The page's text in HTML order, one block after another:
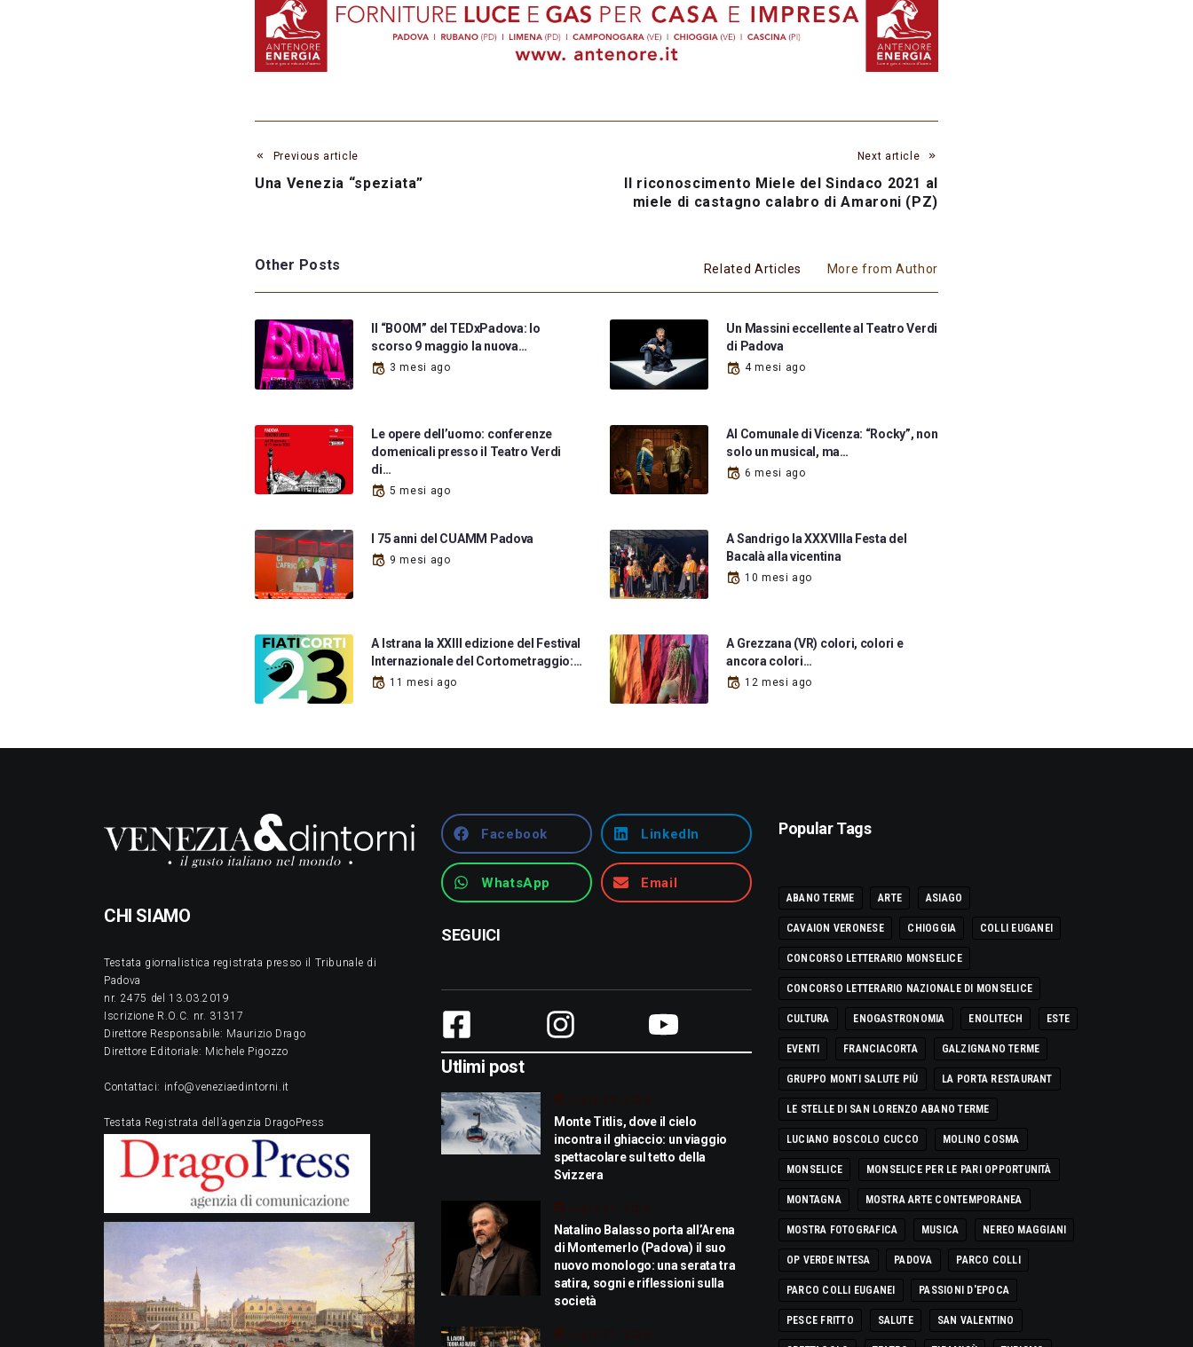
Previous article
Una Venezia “speziata”
Next article
Il riconoscimento Miele del Sindaco 2021 al
miele di castagno calabro di Amaroni (PZ)
Other Posts Related Articles More from Author
Il “BOOM” del TEDxPadova: lo
scorso 9 maggio la nuova…
3 mesi ago
Un Massini eccellente al Teatro Verdi
di Padova
4 mesi ago
Le opere dell’uomo: conferenze
domenicali presso il Teatro Verdi
di…
5 mesi ago
Al Comunale di Vicenza: “Rocky”, non
solo un musical, ma…
6 mesi ago
I 75 anni del CUAMM Padova
9 mesi ago
A Sandrigo la XXXVIIIa Festa del
Bacalà alla vicentina
10 mesi ago
A Istrana la XXIII edizione del Festival
Internazionale del Cortometraggio:…
11 mesi ago
A Grezzana (VR) colori, colori e
ancora colori…
12 mesi ago
CHI SIAMO
Testata giornalistica registrata presso il Tribunale di
Padova
nr. 2475 del 13.03.2019
Iscrizione R.O.C. nr. 31317
Direttore Responsabile: Maurizio Drago
Direttore Editoriale: Michele Pigozzo
Contattaci: info@veneziaedintorni.it
Testata Registrata dell’agenzia DragoPress
Facebook LinkedIn
WhatsApp Email
SEGUICI
Utlimi post
Luglio 29, 2026
Monte Titlis, dove il cielo
incontra il ghiaccio: un viaggio
spettacolare sul tetto della
Svizzera
Luglio 21, 2026
Natalino Balasso porta all’Arena
di Montemerlo (Padova) il suo
nuovo monologo: una serata tra
satira, sogni e riflessioni sulla
società
Luglio 21, 2026
Popular Tags
ABANO TERME ARTE ASIAGO
CAVAION VERONESE CHIOGGIA COLLI EUGANEI
CONCORSO LETTERARIO MONSELICE
CONCORSO LETTERARIO NAZIONALE DI MONSELICE
CULTURA ENOGASTRONOMIA ENOLITECH ESTE
EVENTI FRANCIACORTA GALZIGNANO TERME
GRUPPO MONTI SALUTE PIÙ LA PORTA RESTAURANT
LE STELLE DI SAN LORENZO ABANO TERME
LUCIANO BOSCOLO CUCCO MOLINO COSMA
MONSELICE MONSELICE PER LE PARI OPPORTUNITÀ
MONTAGNA MOSTRA ARTE CONTEMPORANEA
MOSTRA FOTOGRAFICA MUSICA NEREO MAGGIANI
OP VERDE INTESA PADOVA PARCO COLLI
PARCO COLLI EUGANEI PASSIONI D'EPOCA
PESCE FRITTO SALUTE SAN VALENTINO